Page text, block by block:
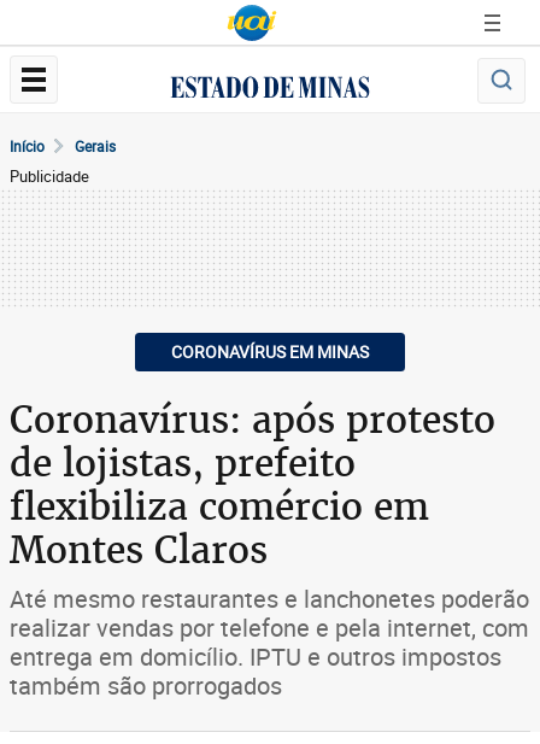
Início Gerais
Publicidade
CORONAVÍRUS EM MINAS
Coronavírus: após protesto
de lojistas, prefeito
flexibiliza comércio em
Montes Claros
Até mesmo restaurantes e lanchonetes poderão
realizar vendas por telefone e pela internet, com
entrega em domicílio. IPTU e outros impostos
também são prorrogados